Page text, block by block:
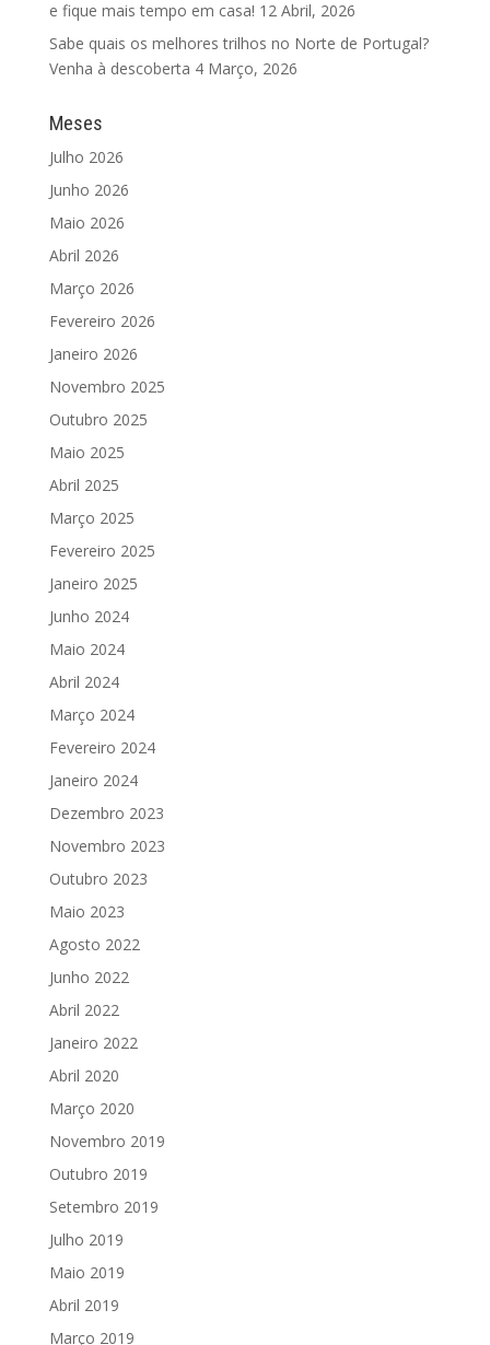
e fique mais tempo em casa! 12 Abril, 2026
Sabe quais os melhores trilhos no Norte de Portugal?
Venha à descoberta 4 Março, 2026
Meses
Julho 2026
Junho 2026
Maio 2026
Abril 2026
Março 2026
Fevereiro 2026
Janeiro 2026
Novembro 2025
Outubro 2025
Maio 2025
Abril 2025
Março 2025
Fevereiro 2025
Janeiro 2025
Junho 2024
Maio 2024
Abril 2024
Março 2024
Fevereiro 2024
Janeiro 2024
Dezembro 2023
Novembro 2023
Outubro 2023
Maio 2023
Agosto 2022
Junho 2022
Abril 2022
Janeiro 2022
Abril 2020
Março 2020
Novembro 2019
Outubro 2019
Setembro 2019
Julho 2019
Maio 2019
Abril 2019
Março 2019